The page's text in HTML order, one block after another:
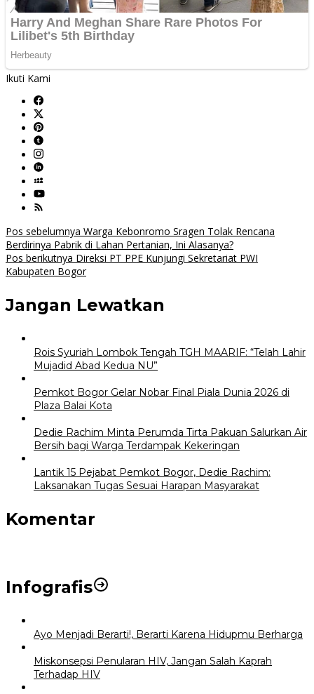
Ikuti Kami
Navigasi
pos
Pos sebelumnya Warga Kebonromo Sragen Tolak Rencana
Berdirinya Pabrik di Lahan Pertanian, Ini Alasanya?
Pos berikutnya Direksi PT PPE Kunjungi Sekretariat PWI
Kabupaten Bogor
Jangan Lewatkan
Rois Syuriah Lombok Tengah TGH MAARIF: “Telah Lahir
Mujadid Abad Kedua NU”
Pemkot Bogor Gelar Nobar Final Piala Dunia 2026 di
Plaza Balai Kota
Dedie Rachim Minta Perumda Tirta Pakuan Salurkan Air
Bersih bagi Warga Terdampak Kekeringan
Lantik 15 Pejabat Pemkot Bogor, Dedie Rachim:
Laksanakan Tugas Sesuai Harapan Masyarakat
Komentar
Infografis
Ayo Menjadi Berarti!, Berarti Karena Hidupmu Berharga
Miskonsepsi Penularan HIV, Jangan Salah Kaprah
Terhadap HIV